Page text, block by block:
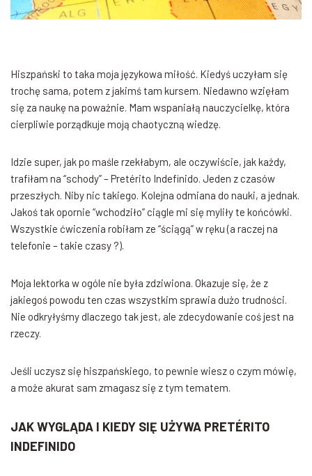
Hiszpański to taka moja językowa miłość. Kiedyś uczyłam się
trochę sama, potem z jakimś tam kursem. Niedawno wzięłam
się za naukę na poważnie. Mam wspaniałą nauczycielkę, która
cierpliwie porządkuje moją chaotyczną wiedzę.
Idzie super, jak po maśle rzekłabym, ale oczywiście, jak każdy,
trafiłam na “schody” – Pretérito Indefinido. Jeden z czasów
przeszłych. Niby nic takiego. Kolejna odmiana do nauki, a jednak.
Jakoś tak opornie “wchodziło” ciągle mi się myliły te końcówki.
Wszystkie ćwiczenia robiłam ze “ściągą” w ręku (a raczej na
telefonie – takie czasy ?).
Moja lektorka w ogóle nie była zdziwiona. Okazuje się, że z
jakiegoś powodu ten czas wszystkim sprawia dużo trudności.
Nie odkryłyśmy dlaczego tak jest, ale zdecydowanie coś jest na
rzeczy.
Jeśli uczysz się hiszpańskiego, to pewnie wiesz o czym mówię,
a może akurat sam zmagasz się z tym tematem.
JAK WYGLĄDA I KIEDY SIĘ UŻYWA PRETÉRITO
INDEFINIDO